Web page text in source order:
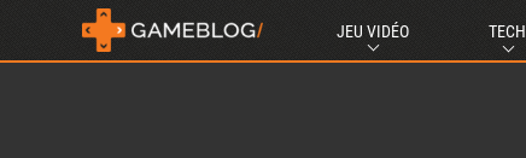
JEU VIDÉO TECH